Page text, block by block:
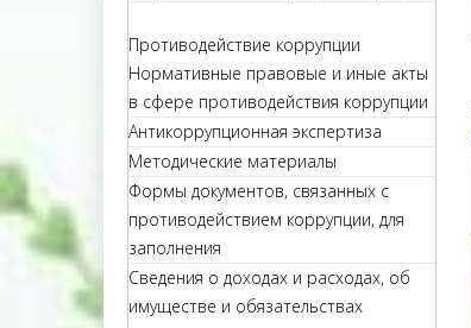
Противодействие коррупции
Нормативные правовые и иные акты
в сфере противодействия коррупции
Антикоррупционная экспертиза
Методические материалы
Формы документов, связанных с
противодействием коррупции, для
заполнения
Сведения о доходах и расходах, об
имуществе и обязательствах